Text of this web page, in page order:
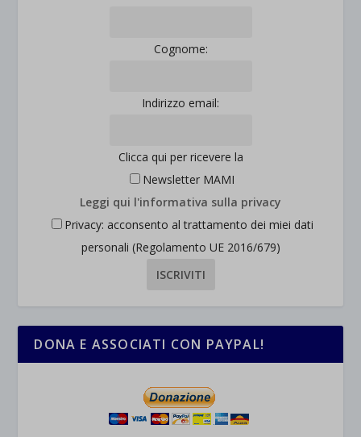
Cognome:
Indirizzo email:
Clicca qui per ricevere la
Newsletter MAMI
Leggi qui l'informativa sulla privacy
Privacy: acconsento al trattamento dei miei dati
personali (Regolamento UE 2016/679)
DONA E ASSOCIATI CON PAYPAL!